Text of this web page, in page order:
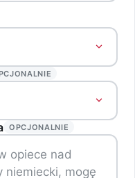
OPCJONALNIE